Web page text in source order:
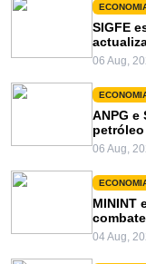
SIGFE
06 Aug,
ANPG
06 Aug,
MININT
04 Aug,